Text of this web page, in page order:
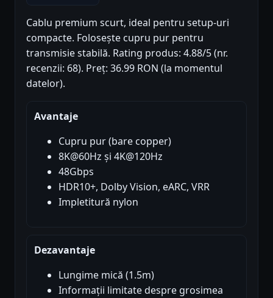
Cablu premium scurt, ideal pentru setup-uri
compacte. Folosește cupru pur pentru
transmisie stabilă. Rating produs: 4.88/5 (nr.
recenzii: 68). Preț: 36.99 RON (la momentul
datelor).
Avantaje
Cupru pur (bare copper)
8K@60Hz și 4K@120Hz
48Gbps
HDR10+, Dolby Vision, eARC, VRR
Impletitură nylon
Dezavantaje
Lungime mică (1.5m)
Informații limitate despre grosimea